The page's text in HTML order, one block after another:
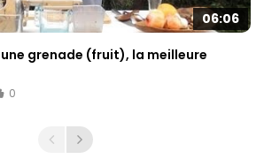
06:06
grenade (fruit), la meilleure
0